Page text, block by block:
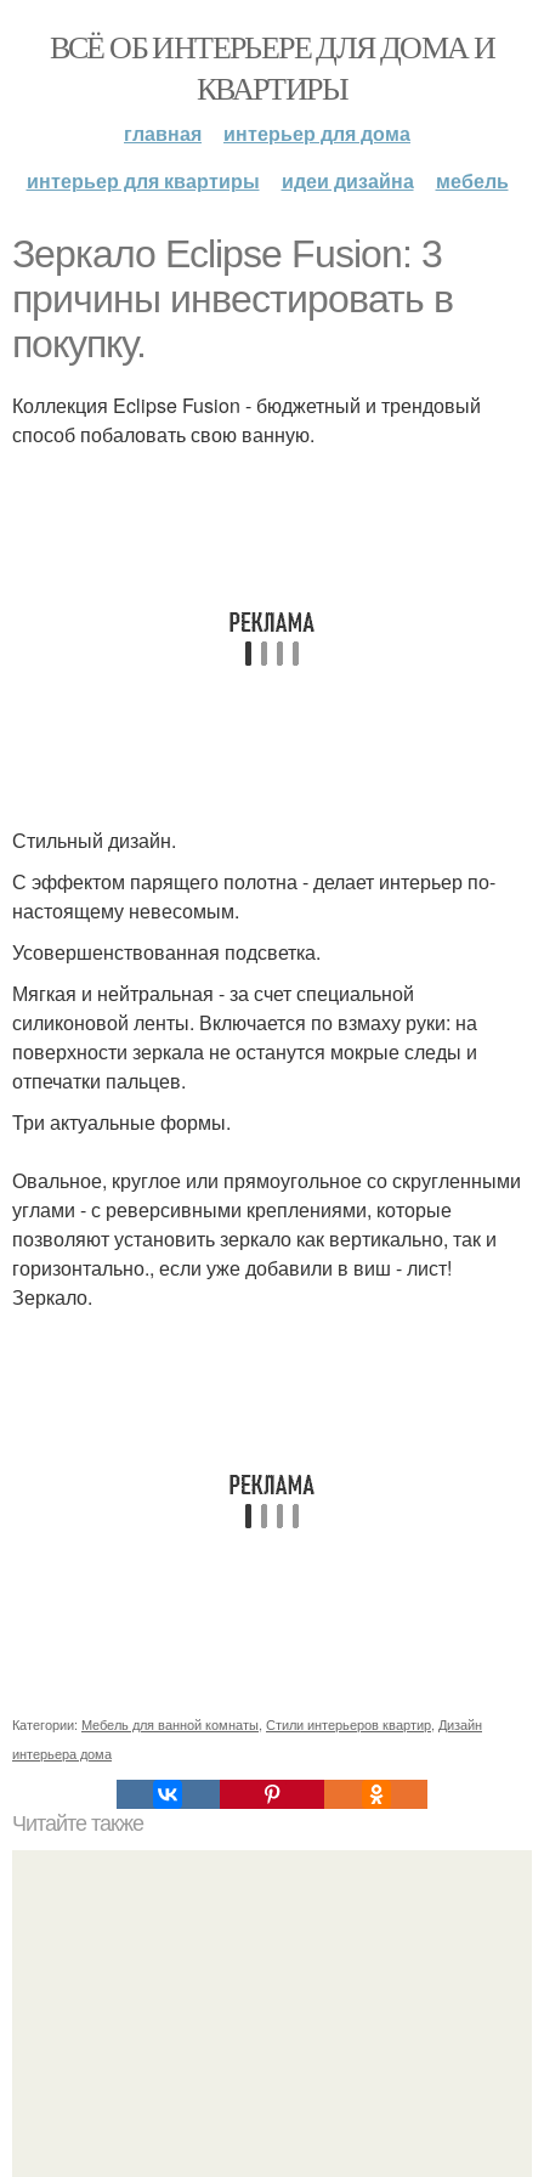
ВСЁ ОБ ИНТЕРЬЕРЕ ДЛЯ ДОМА И
КВАРТИРЫ
главная
интерьер для дома
интерьер для квартиры
идеи дизайна мебель
Зеркало Eclipse Fusion: 3
причины инвестировать в
покупку.
Коллекция Eclipse Fusion - бюджетный и трендовый
способ побаловать свою ванную.
Стильный дизайн.
С эффектом парящего полотна - делает интерьер по-
настоящему невесомым.
Усовершенствованная подсветка.
Мягкая и нейтральная - за счет специальной
силиконовой ленты. Включается по взмаху руки: на
поверхности зеркала не останутся мокрые следы и
отпечатки пальцев.
Три актуальные формы.
Овальное, круглое или прямоугольное со скругленными
углами - с реверсивными креплениями, которые
позволяют установить зеркало как вертикально, так и
горизонтально., если уже добавили в виш - лист!
Зеркало.
Категории: Мебель для ванной комнаты Стили интерьеров квартир Дизайн
интерьера дома
Читайте также